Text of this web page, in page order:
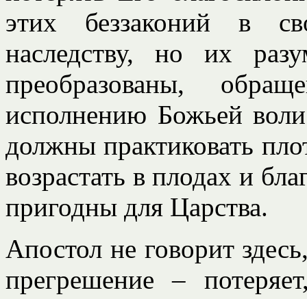
этих беззаконий в
наследству, но их
преобразованы,
исполнению Божьей
должны практиковать
возрастать в плодах и
пригодны для Царства.
Апостол не говорит
прегрешение –